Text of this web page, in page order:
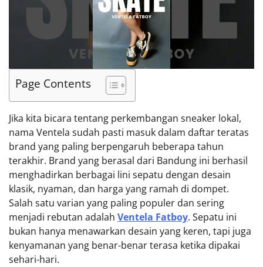
Page Contents
Jika kita bicara tentang perkembangan sneaker lokal,
nama Ventela sudah pasti masuk dalam daftar teratas
brand yang paling berpengaruh beberapa tahun
terakhir. Brand yang berasal dari Bandung ini berhasil
menghadirkan berbagai lini sepatu dengan desain
klasik, nyaman, dan harga yang ramah di dompet.
Salah satu varian yang paling populer dan sering
menjadi rebutan adalah Ventela Fatboy. Sepatu ini
bukan hanya menawarkan desain yang keren, tapi juga
kenyamanan yang benar-benar terasa ketika dipakai
sehari-hari.